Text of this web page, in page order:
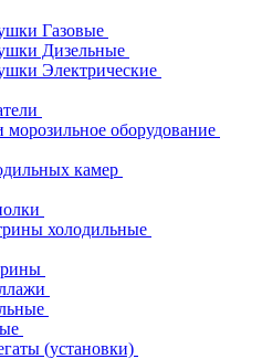
Газовые
Дизельные
Электрические
морозильное оборудование
камер
холодильные
(установки)